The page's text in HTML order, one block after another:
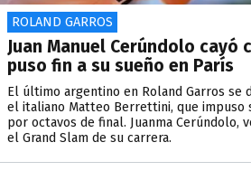
ROLAND GARROS
Juan Manuel Cerúndolo cayó
puso fin a su sueño en París
El último argentino en Roland Garros se
el italiano Matteo Berrettini, que impuso
por octavos de final. Juanma Cerúndolo,
el Grand Slam de su carrera.